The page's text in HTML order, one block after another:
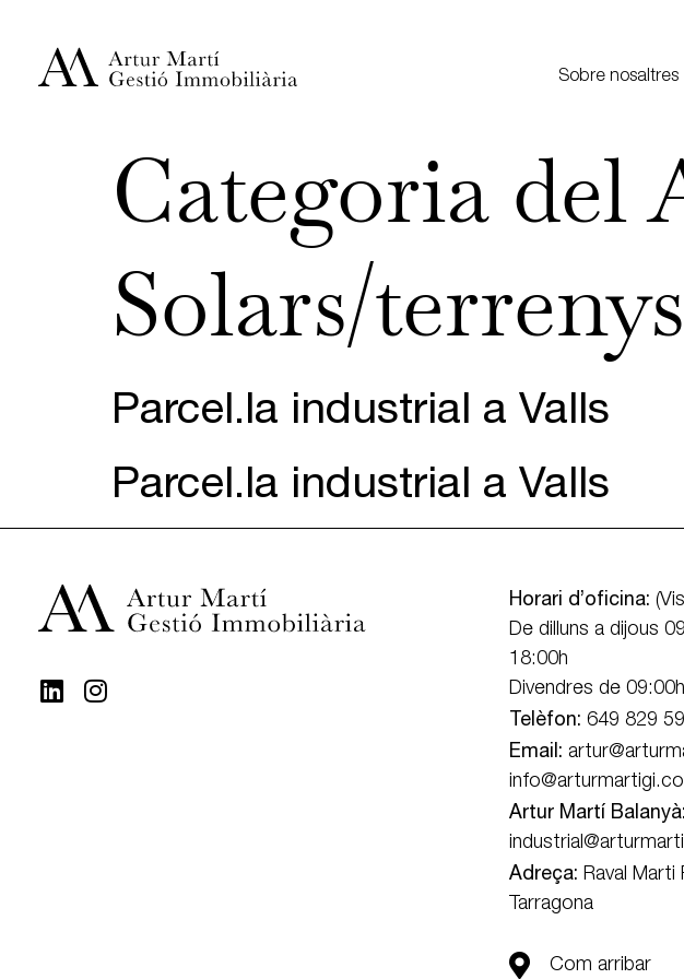
Sobre nosaltres
Categoria del
Solars/terrenys
Parcel.la industrial a Valls
Parcel.la industrial a Valls
Horari d’oficina:
De dilluns a dijous
18:00h
Divendres de
Telèfon: 649 829
Email:
Artur Martí Balanyà:
Adreça: Raval
Tarragona
Com arribar